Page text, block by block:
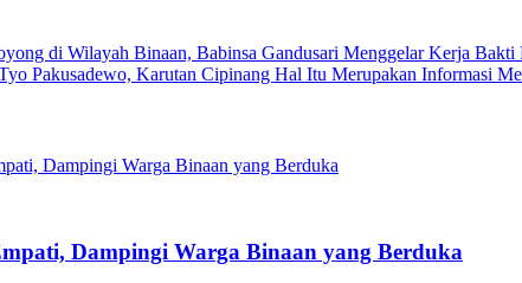
di Wilayah Binaan, Babinsa Gandusari Menggelar Kerja Bakti
Pakusadewo, Karutan Cipinang Hal Itu Merupakan Informasi
Dampingi Warga Binaan yang Berduka